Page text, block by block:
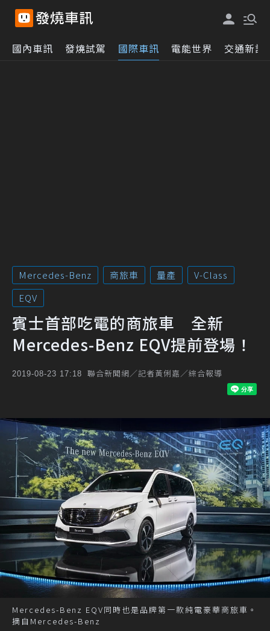
國內車訊 發燒試駕 國際車訊 電能世界 交通新訊
Mercedes-Benz 商旅車 量產
V-Class
EQV
賓士首部吃電的商旅車 全新
Mercedes-Benz EQV提前登場！
2019-08-23 17:18 聯合新聞網／記者黃俐嘉／綜合報導
Mercedes-Benz EQV同時也是品牌第一款純電豪華商旅車。
摘自Mercedes-Benz